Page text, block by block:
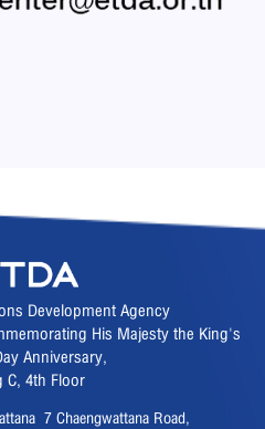
Development Agency
His Majesty the King's
Anniversary,
C, 4th Floor
7 Chaengwattana Road,